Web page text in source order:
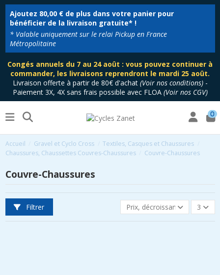
Ajoutez 80,00 €de plus dans votre panier pour
bénéficier de la livraison gratuite* !
* Valable uniquement sur le relai Pickup en France
Métropolitaine
Congés annuels du 7 au 24 août : vous pouvez continuer à
commander, les livraisons reprendront le mardi 25 août.
Livraison offerte à partir de 80€ d'achat (Voir nos conditions)-
Paiement 3X, 4X sans frais possible avec FLOA (Voir nos CGV)
0
Accueil Gravel et Cyclo Cross
Textiles, Casques et Chaussures
Chaussures, Chaussettes Couvres-Chaussures
Couvre-Chaussures
Couvre-Chaussures
Filtrer Prix, décroissant 3